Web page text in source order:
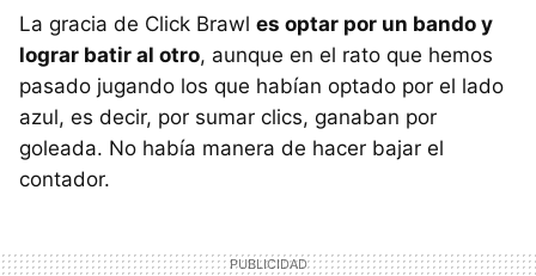
La gracia de Click Brawl es optar por un bando y
lograr batir al otro, aunque en el rato que hemos
pasado jugando los que habían optado por el lado
azul, es decir, por sumar clics, ganaban por
goleada. No había manera de hacer bajar el
contador.